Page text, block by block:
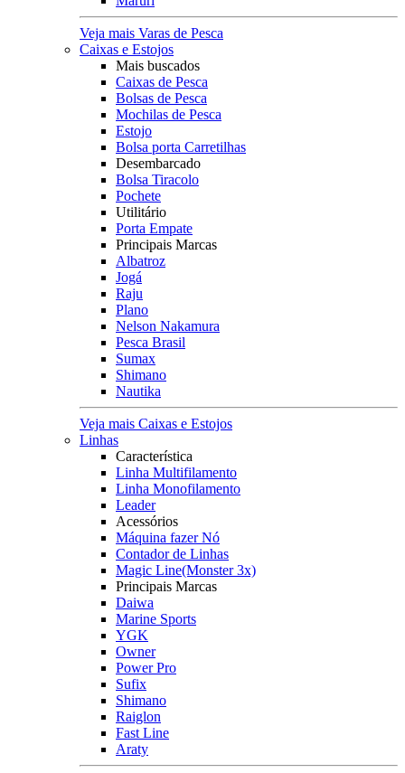
Veja mais Varas de Pesca
Caixas e Estojos
Mais buscados
Caixas de Pesca
Bolsas de Pesca
Mochilas de Pesca
Estojo
Bolsa porta Carretilhas
Desembarcado
Bolsa Tiracolo
Pochete
Utilitário
Porta Empate
Principais Marcas
Albatroz
Jogá
Raju
Plano
Nelson Nakamura
Pesca Brasil
Sumax
Shimano
Nautika
Veja mais Caixas e Estojos
Linhas
Característica
Linha Multifilamento
Linha Monofilamento
Leader
Acessórios
Máquina fazer Nó
Contador de Linhas
Magic Line(Monster 3x)
Principais Marcas
Daiwa
Marine Sports
YGK
Owner
Power Pro
Sufix
Shimano
Raiglon
Fast Line
Araty